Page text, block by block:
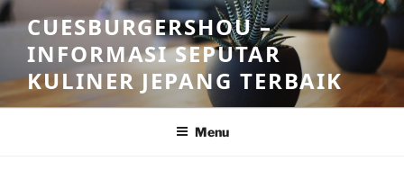
Skip
to
content
CUESBURGERSHOU –
INFORMASI SEPUTAR
KULINER JEPANG TERBAIK
Menu